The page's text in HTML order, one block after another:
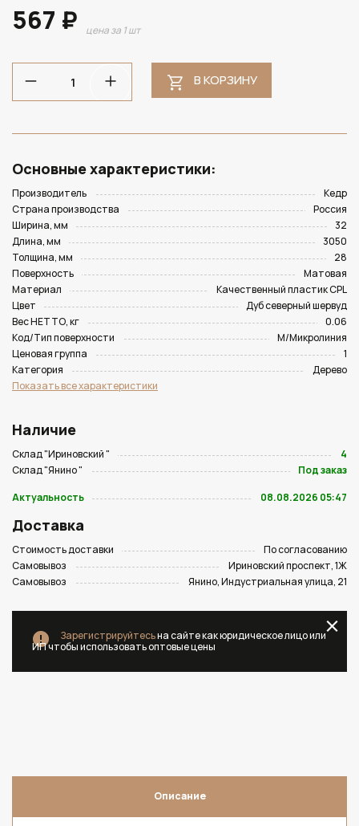
567 ₽ цена за 1 шт
В КОРЗИНУ
Основные характеристики:
Производитель
Кедр
Страна производства
Россия
Ширина, мм
32
Длина, мм
3050
Толщина, мм
28
Поверхность
Матовая
Материал
Качественный пластик CPL
Цвет
Дуб северный шервуд
Вес НЕТТО, кг
0.06
Код/Тип поверхности
M/Микролиния
Ценовая группа
1
Категория
Дерево
Показать все характеристики
Наличие
Склад "Ириновский "
4
Склад "Янино "
Под заказ
Актуальность
08.08.2026 05:47
Доставка
Стоимость доставки
По согласованию
Самовывоз
Ириновский проспект, 1Ж
Самовывоз
Янино, Индустриальная улица, 21
Зарегистрируйтесьна сайте как юридическое лицо или
ИП чтобы использовать оптовые цены
Описание